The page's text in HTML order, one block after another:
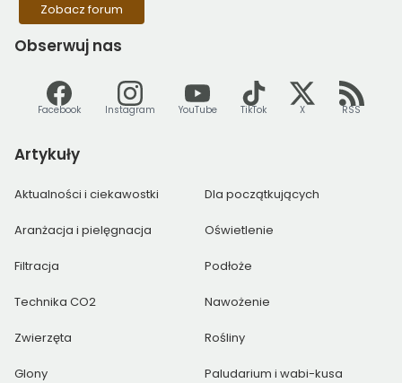
Zobacz forum
Obserwuj nas
Facebook Instagram YouTube TikTok X RSS
Artykuły
Aktualności i ciekawostki Dla początkujących
Aranżacja i pielęgnacja Oświetlenie
Filtracja Podłoże
Technika CO2 Nawożenie
Zwierzęta Rośliny
Glony Paludarium i wabi-kusa